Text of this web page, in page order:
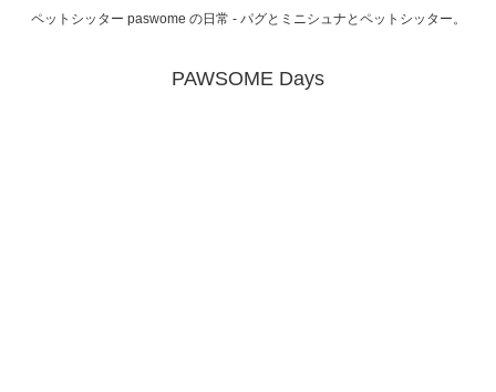
ペットシッター paswome の日常 - パグとミニシュナとペットシッター。
PAWSOME Days